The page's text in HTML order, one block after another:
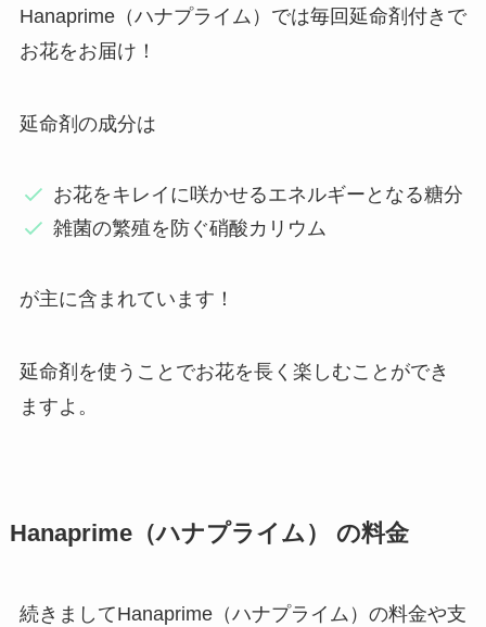
Hanaprime（ハナプライム）では毎回延命剤付きで
お花をお届け！
延命剤の成分は
お花をキレイに咲かせるエネルギーとなる糖分
雑菌の繁殖を防ぐ硝酸カリウム
が主に含まれています！
延命剤を使うことでお花を長く楽しむことができ
ますよ。
Hanaprime（ハナプライム） の料金
続きましてHanaprime（ハナプライム）の料金や支